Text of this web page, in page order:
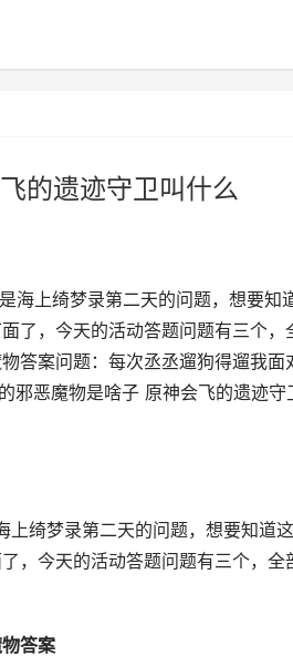
的遗迹守卫叫什么
海上绮梦录第二天的问题，想要知
了，今天的活动答题问题有三个，
答案问题：每次丞丞遛狗得遛我面
邪恶魔物是啥子 原神会飞的遗迹守
上绮梦录第二天的问题，想要知道
，今天的活动答题问题有三个，全
答案